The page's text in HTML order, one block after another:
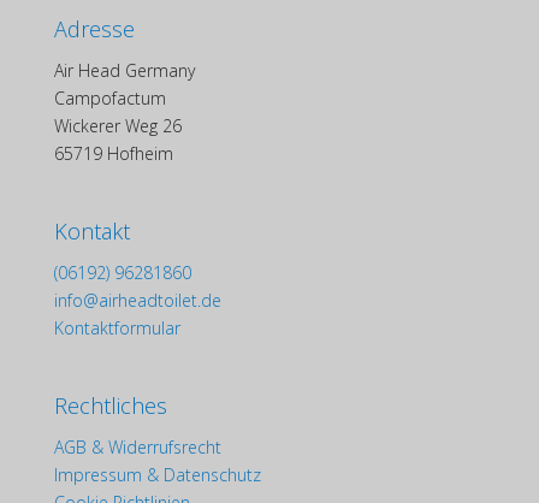
Adresse
Air Head Germany
Campofactum
Wickerer Weg 26
65719 Hofheim
Kontakt
(06192) 96281860
info@airheadtoilet.de
Kontaktformular
Rechtliches
AGB & Widerrufsrecht
Impressum & Datenschutz